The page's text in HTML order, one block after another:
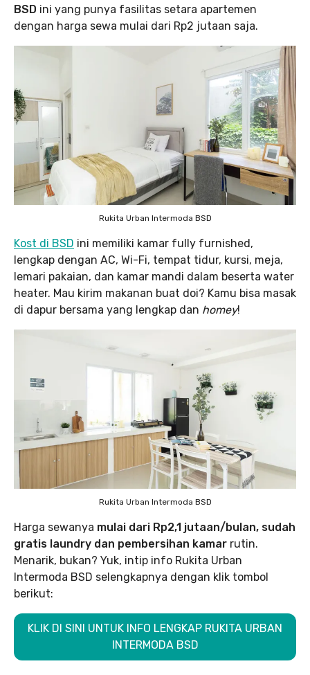
BSD ini yang punya fasilitas setara apartemen
dengan harga sewa mulai dari Rp2 jutaan saja.
Rukita Urban Intermoda BSD
Kost di BSD ini memiliki kamar fully furnished,
lengkap dengan AC, Wi-Fi, tempat tidur, kursi, meja,
lemari pakaian, dan kamar mandi dalam beserta water
heater. Mau kirim makanan buat doi? Kamu bisa masak
di dapur bersama yang lengkap dan homey!
Rukita Urban Intermoda BSD
Harga sewanya mulai dari Rp2,1 jutaan/bulan, sudah
gratis laundry dan pembersihan kamar rutin.
Menarik, bukan? Yuk, intip info Rukita Urban
Intermoda BSD selengkapnya dengan klik tombol
berikut:
KLIK DI SINI UNTUK INFO LENGKAP RUKITA URBAN
INTERMODA BSD